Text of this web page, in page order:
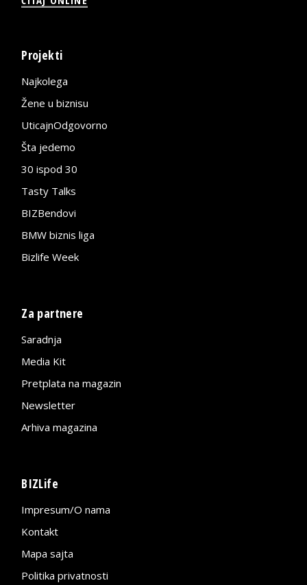
Projekti
Najkolega
Žene u biznisu
UticajnOdgovorno
Šta jedemo
30 ispod 30
Tasty Talks
BIZBendovi
BMW biznis liga
Bizlife Week
Za partnere
Saradnja
Media Kit
Pretplata na magazin
Newsletter
Arhiva magazina
BIZLife
Impresum/O nama
Kontakt
Mapa sajta
Politika privatnosti